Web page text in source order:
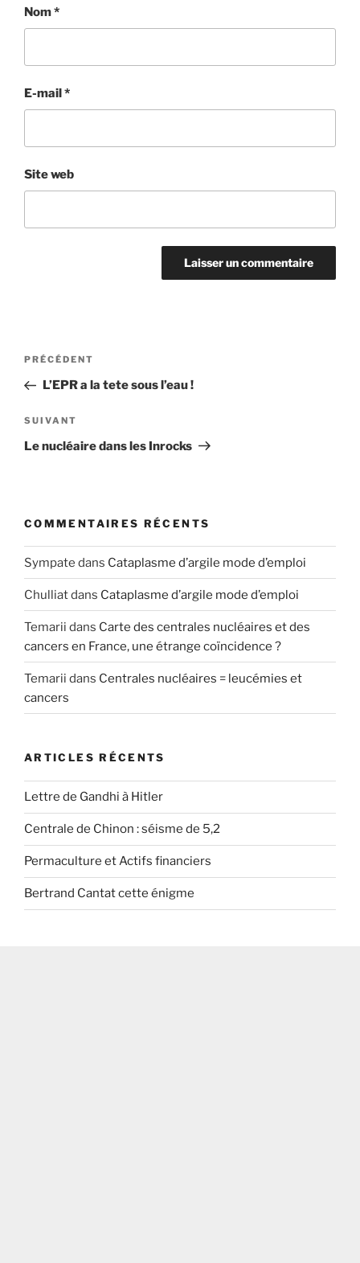
Nom*
E-mail*
Site web
Navigation
l’article
Article
précédent
PRÉCÉDENT
L’EPR a la tete sous l’eau !
Article
suivant
SUIVANT
Le nucléaire dans les Inrocks
COMMENTAIRES RÉCENTS
Sympate dans Cataplasme d’argile mode d’emploi
Chulliatdans Cataplasme d’argile mode d’emploi
Temarii dans Carte des centrales nucléaires et des
cancers en France, une étrange coïncidence ?
Temarii dans Centrales nucléaires = leucémies et
cancers
ARTICLES RÉCENTS
Lettre de Gandhi à Hitler
Centrale de Chinon : séisme de 5,2
Permaculture et Actifs financiers
Bertrand Cantat cette énigme